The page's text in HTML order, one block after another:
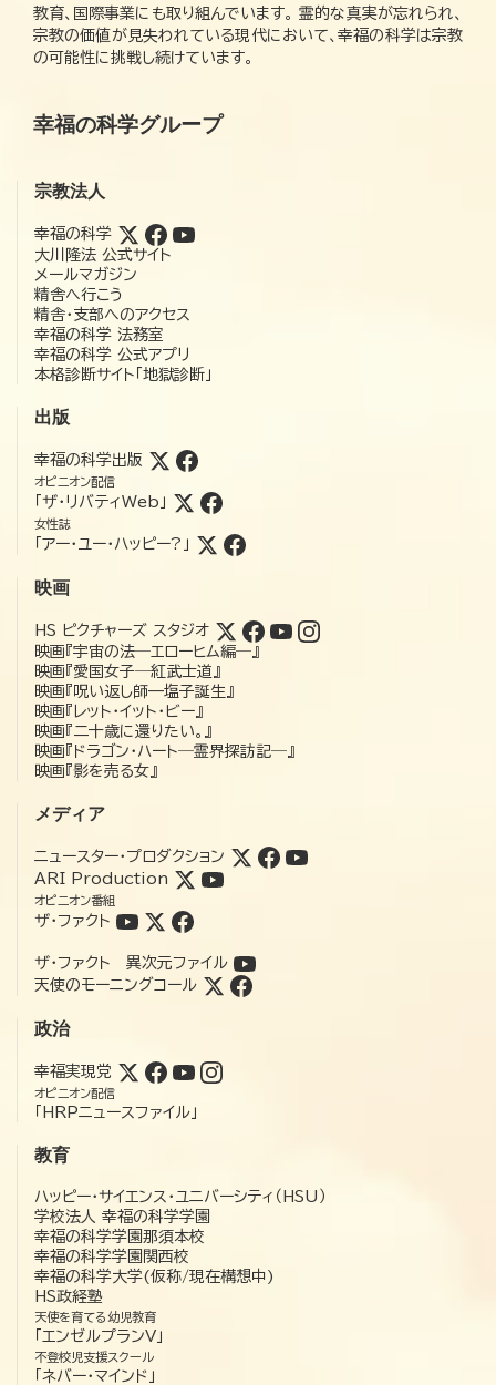
教育、国際事業にも取り組んでいます。 霊的な真実が忘れられ、
宗教の価値が見失われている現代において、幸福の科学は宗教
の可能性に挑戦し続けています。
幸福の科学グループ
宗教法人
幸福の科学
大川隆法 公式サイト
メールマガジン
精舎へ行こう
精舎・支部へのアクセス
幸福の科学 法務室
幸福の科学 公式アプリ
本格診断サイト「地獄診断」
出版
幸福の科学出版
オピニオン配信
「ザ・リバティWeb」
女性誌
「アー・ユー・ハッピー?」
映画
HS ピクチャーズ スタジオ
映画『宇宙の法―エローヒム編―』
映画『愛国女子―紅武士道』
映画『呪い返し師—塩子誕生』
映画『レット・イット・ビー』
映画『二十歳に還りたい。』
映画『ドラゴン・ハート―霊界探訪記―』
映画『影を売る女』
メディア
ニュースター・プロダクション
ARI Production
オピニオン番組
ザ・ファクト
ザ・ファクト 異次元ファイル
天使のモーニングコール
政治
幸福実現党
オピニオン配信
「HRPニュースファイル」
教育
ハッピー・サイエンス・ユニバーシティ（HSU）
学校法人 幸福の科学学園
幸福の科学学園那須本校
幸福の科学学園関西校
幸福の科学大学(仮称/現在構想中)
HS政経塾
天使を育てる幼児教育
「エンゼルプランV」
不登校児支援スクール
「ネバー・マインド」